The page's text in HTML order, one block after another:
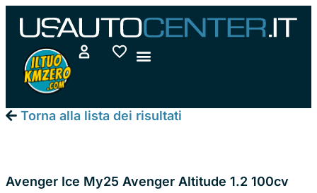
Vai
contenuto
Torna alla lista dei risultati
Avenger Ice My25 Avenger Altitude 1.2 100cv